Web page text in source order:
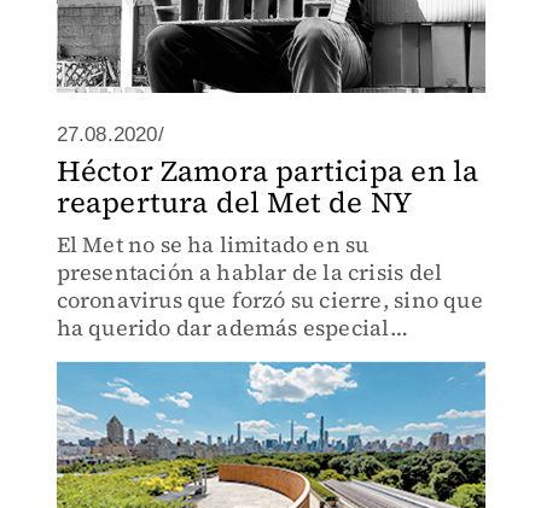
27.08.2020/
Héctor Zamora participa en la
reapertura del Met de NY
El Met no se ha limitado en su
presentación a hablar de la crisis del
coronavirus que forzó su cierre, sino que
ha querido dar además especial
relevancia a la crisis social que vive
Estados Unidos, tanto a nivel racial
como migratorio.